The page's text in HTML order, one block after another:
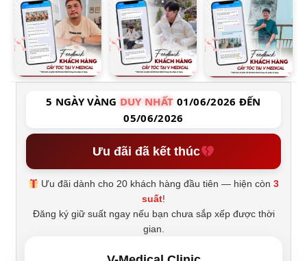
5 NGÀY VÀNG DUY NHẤT 01/06/2026 ĐẾN
05/06/2026
Ưu đãi đã kết thúc
Ưu đãi dành cho 20 khách hàng đầu tiên — hiện còn3
suất!
Đăng ký giữ suất ngay nếu bạn chưa sắp xếp được thời
gian.